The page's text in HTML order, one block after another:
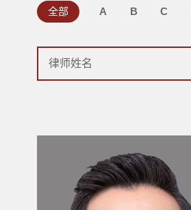
全部 A B C